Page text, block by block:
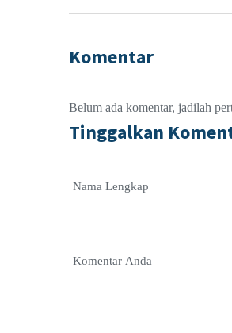
Komentar
Belum ada komentar, jadilah
Tinggalkan